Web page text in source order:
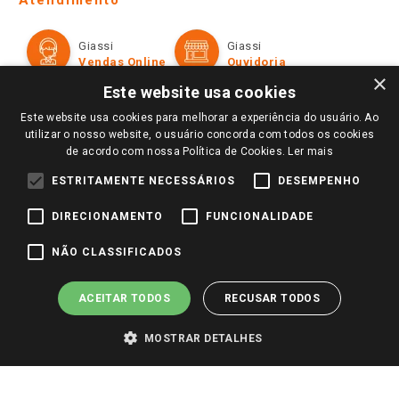
Televendas
Perguntas frequentes
Trabalhe Conosco
Identidade Visual
Formas de Pagamento
Políticas de entrega
Trocas e Devoluções
Giassi
Vendas Online
Giassi
Ouvidoria
Redes Sociais
Pagamento e Segurança
×
Este website usa cookies
Este website usa cookies para melhorar a experiência do usuário. Ao
utilizar o nosso website, o usuário concorda com todos os cookies
de acordo com nossa Política de Cookies. Ler mais
ESTRITAMENTE NECESSÁRIOS DESEMPENHO
DIRECIONAMENTO FUNCIONALIDADE
NÃO CLASSIFICADOS
ACEITAR TODOS RECUSAR TODOS
MOSTRAR DETALHES